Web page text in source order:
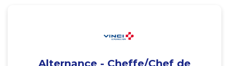
Alternance - Cheffe/Chef de